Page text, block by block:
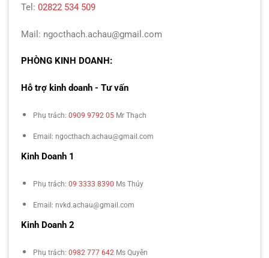
Tel: 02822 534 509
Mail: ngocthach.achau@gmail.com
PHÒNG KINH DOANH:
Hỗ trợ kinh doanh - Tư vấn
Phụ trách: 0909 9792 05 Mr Thạch
Email: ngocthach.achau@gmail.com
Kinh Doanh 1
Phụ trách: 09 3333 8390 Ms Thúy
Email: nvkd.achau@gmail.com
Kinh Doanh 2
Phụ trách: 0982 777 642 Ms Quyên